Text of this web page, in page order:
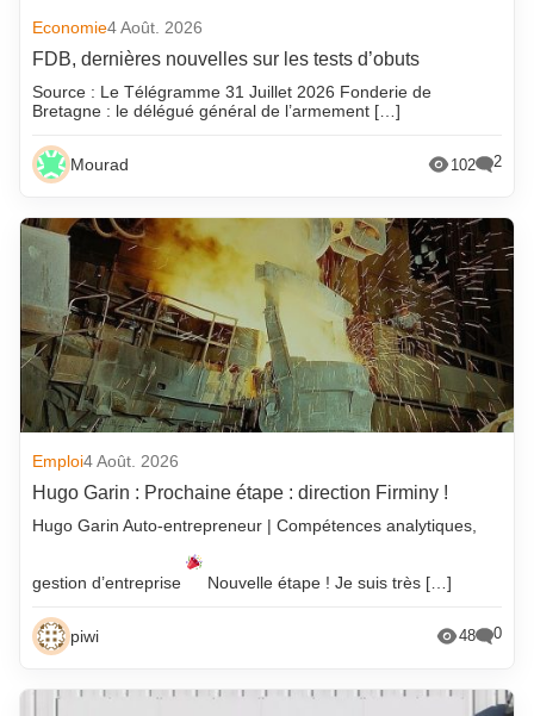
Economie4 Août. 2026
FDB, dernières nouvelles sur les tests d’obuts
Source : Le Télégramme 31 Juillet 2026 Fonderie de
Bretagne : le délégué général de l’armement […]
Mourad 102 2
Emploi4 Août. 2026
Hugo Garin : Prochaine étape : direction Firminy !
Hugo Garin Auto-entrepreneur | Compétences analytiques,
gestion d’entreprise Nouvelle étape ! Je suis très […]
piwi 48 0